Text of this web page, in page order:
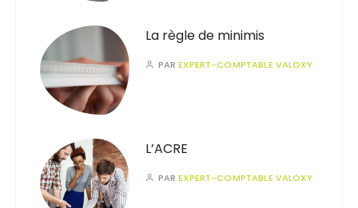
La règle de minimis
PAREXPERT-COMPTABLE VALOXY
L’ACRE
PAREXPERT-COMPTABLE VALOXY